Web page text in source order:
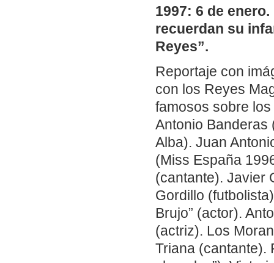
1997: 6 de
recuerdan su
Reyes”.
Reportaje con
con los Reyes
famosos sobre
Antonio Banderas
Alba). Juan
(Miss España
(cantante). Javier
Gordillo
Brujo” (actor).
(actriz). Los
Triana (cantante).